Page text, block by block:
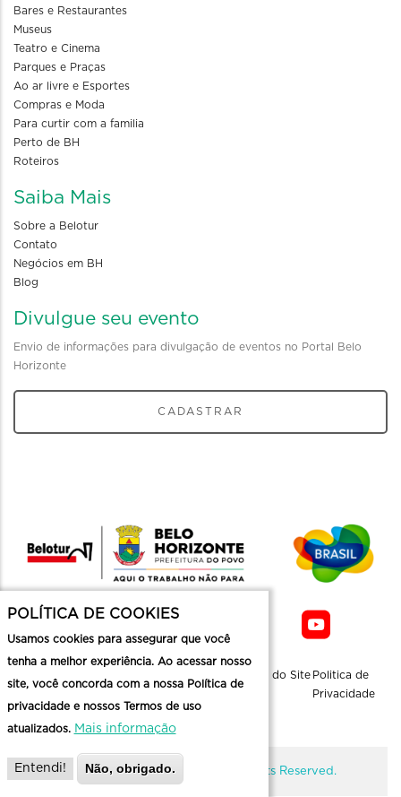
Bares e Restaurantes
Museus
Teatro e Cinema
Parques e Praças
Ao ar livre e Esportes
Compras e Moda
Para curtir com a familia
Perto de BH
Roteiros
Saiba Mais
Sobre a Belotur
Contato
Negócios em BH
Blog
Divulgue seu evento
Envio de informações para divulgação de eventos no Portal Belo
Horizonte
CADASTRAR
Mapa do Site Politica de
Privacidade
@ Copyright Belotur 2026. All Rights Reserved.
POLÍTICA DE COOKIES
Usamos cookies para assegurar que você
tenha a melhor experiência. Ao acessar nosso
site, você concorda com a nossa Política de
privacidade e nossos Termos de uso
atualizados. Mais informação
Entendi! Não, obrigado.